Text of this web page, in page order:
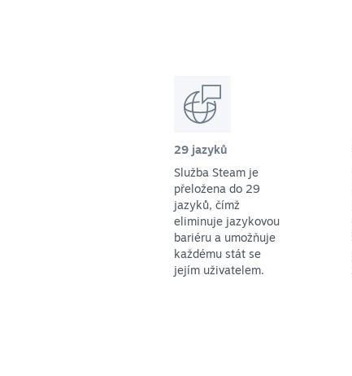
29 jazyků
Služba Steam je
přeložena do 29
jazyků, čímž
eliminuje jazykovou
bariéru a umožňuje
každému stát se
jejím uživatelem.